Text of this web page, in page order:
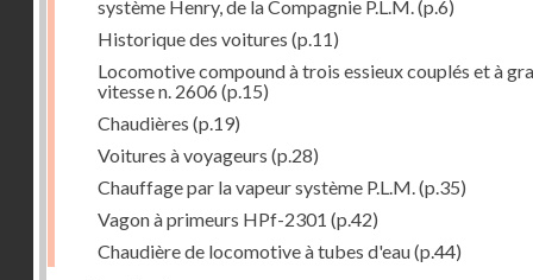
système Henry, de la Compagnie P.L.M.(p.6)
Historique des voitures (p.11)
Locomotive compound à trois essieux couplés et à
vitesse n. 2606 (p.15)
Chaudières (p.19)
Voitures à voyageurs (p.28)
Chauffage par la vapeur système P.L.M.(p.35)
Vagon à primeurs HPf-2301 (p.42)
Chaudière de locomotive à tubes d'eau(p.44)